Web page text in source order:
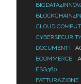
CLOUD
DOCUMENTI
ECOMMERCE
ESG360
FATTURAZIONE